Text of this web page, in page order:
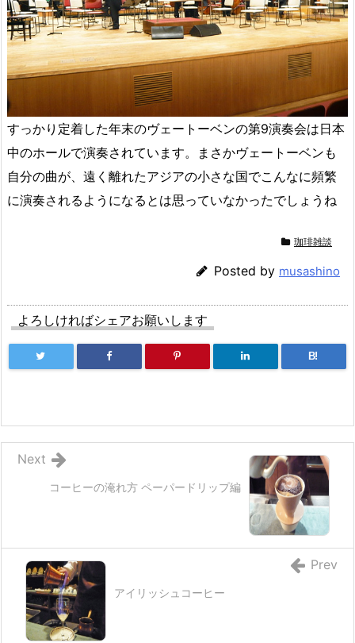
すっかり定着した年末のヴェートーベンの第9演奏会は日本
中のホールで演奏されています。まさかヴェートーベンも
自分の曲が、遠く離れたアジアの小さな国でこんなに頻繁
に演奏されるようになるとは思っていなかったでしょうね
珈琲雑談
Posted by musashino
よろしければシェアお願いします
B!
コーヒーの淹れ方 ペーパードリップ編
Next
アイリッシュコーヒー
Prev